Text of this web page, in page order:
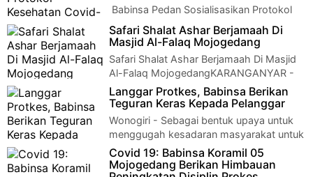
Babinsa Pedan Sosialisasikan Protokol
Kesehatan Covid-19 Di Swalayan Klaten -
Upaya memutus mata rantai dan pencegahan …
Safari Shalat Ashar Berjamaah Di
Masjid Al-Falaq Mojogedang
Safari Shalat Ashar Berjamaah Di Masjid
Al-Falaq MojogedangKARANGANYAR -
Danramil 05/Mojogedang Kapten Cpl Bambang SP me…
Langgar Protkes, Babinsa Berikan
Teguran Keras Kepada Pelanggar
Wonogiri - Sebagai bentuk upaya untuk
menggugah kesadaran masyarakat untuk
mematuhi kebijakan protokol kesehatan utamany…
Covid 19: Babinsa Koramil 05
Mojogedang Berikan Himbauan